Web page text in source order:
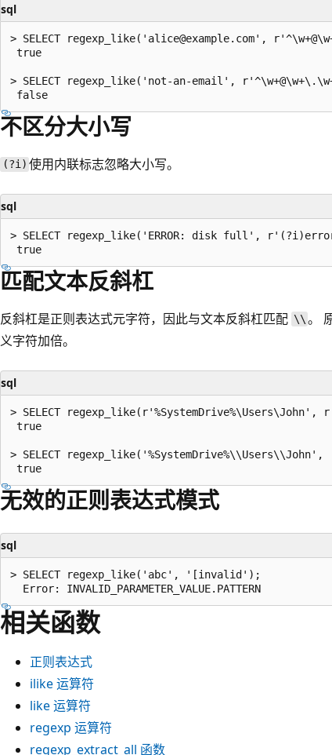
sql
> SELECT regexp_like('alice@example.com',
true
> SELECT regexp_like('not-an-email',
不区分大小写
(?i) 使用内联标志忽略大小写。
sql
> SELECT regexp_like('ERROR: disk full',
匹配文本反斜杠
反斜杠是正则表达式元字符，因此与文本反斜杠匹配 \\ 。
义字符加倍。
sql
> SELECT regexp_like(r'%SystemDrive%\Users\John',
true
> SELECT
无效的正则表达式模式
sql
> SELECT regexp_like('abc', '[invalid');
相关函数
正则表达式
ilike运算符
like运算符
regexp 运算符
regexp_extract_all 函数